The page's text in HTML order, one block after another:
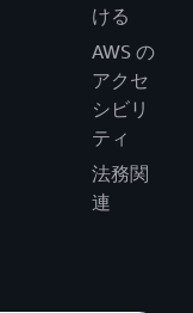
ける
AWS の
アクセ
シビリ
ティ
法務関
連